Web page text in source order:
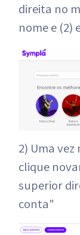
direita no
nome e (2)
2) Uma
clique
superior
conta"